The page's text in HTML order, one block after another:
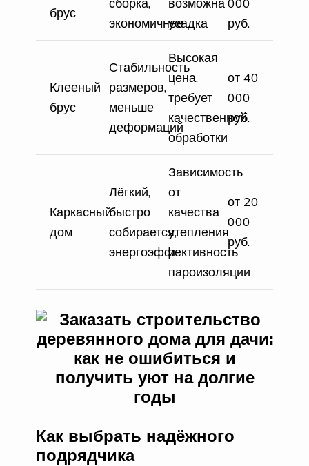
брус
экономичнееусадка
руб.
Клееный
брус
Стабильность
размеров,
меньше
деформаций
Высокая
цена,
требует
качественной
обработки
от 40
000
руб.
Каркасный
дом
Лёгкий,
быстро
собирается,
энергоэффективность
Зависимость
от
качества
утепления
и
пароизоляции
от 20
000
руб.
Как выбрать надёжного
подрядчика